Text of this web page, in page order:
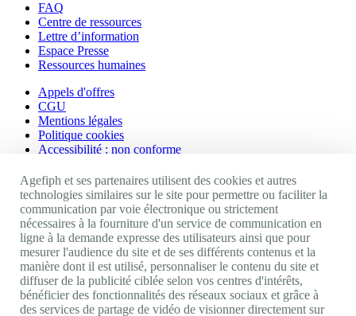
FAQ
Centre de ressources
Lettre d’information
Espace Presse
Ressources humaines
Appels d'offres
CGU
Mentions légales
Politique cookies
Accessibilité : non conforme
Nos autres sites
Site portail Agefiph
Activateur de progrès
Handinnov
Innovation et recherche
Université du RRH
Service AppuiPro
Agefiph et ses partenaires utilisent des cookies et autres
technologies similaires sur le site pour permettre ou faciliter la
communication par voie électronique ou strictement
nécessaires à la fourniture d'un service de communication en
ligne à la demande expresse des utilisateurs ainsi que pour
mesurer l'audience du site et de ses différents contenus et la
manière dont il est utilisé, personnaliser le contenu du site et
diffuser de la publicité ciblée selon vos centres d'intérêts,
bénéficier des fonctionnalités des réseaux sociaux et grâce à
des services de partage de vidéo de visionner directement sur